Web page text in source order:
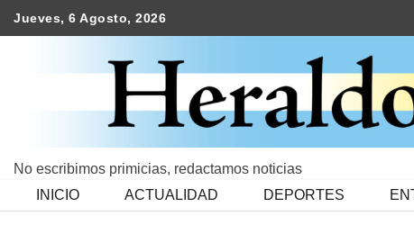
Jueves, 6 Agosto, 2026
No escribimos primicias, redactamos noticias
INICIO
ACTUALIDAD DEPORTES